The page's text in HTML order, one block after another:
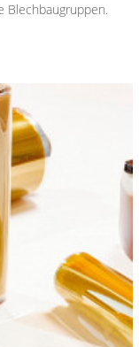
Blechbaugruppen.